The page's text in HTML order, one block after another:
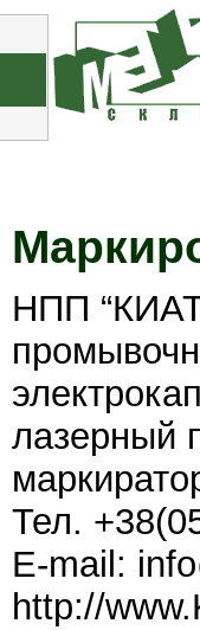
НПП
лазерный
Тел.
E-mail:
http://